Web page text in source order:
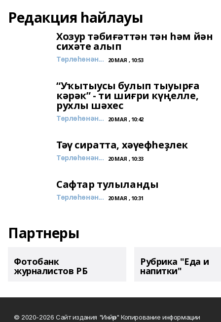
Редакция һайлауы
Хозур тәбиғәттән тән һәм йән
сихәте алып
Төрлөһөнән... 20 МАЯ , 10:53
“Уҡытыусы булып тыуырға
кәрәк” - ти шиғри күңелле,
рухлы шәхес
Төрлөһөнән... 20 МАЯ , 10:42
Тәү сиратта, хәүефһеҙлек
Төрлөһөнән... 20 МАЯ , 10:33
Сафтар тулыланды
Төрлөһөнән... 20 МАЯ , 10:31
Партнеры
Фотобанк
журналистов РБ
Рубрика "Еда и
напитки"
© 2020-2026 Сайт издания "Инйәр" Копирование информации